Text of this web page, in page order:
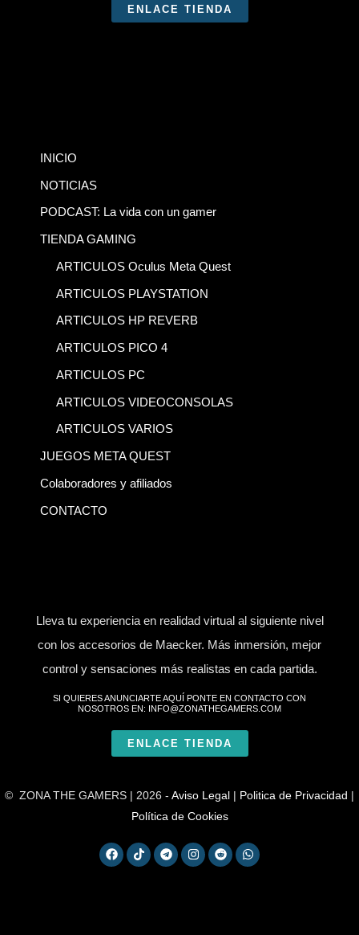
ENLACE TIENDA
INICIO
NOTICIAS
PODCAST: La vida con un gamer
TIENDA GAMING
ARTICULOS Oculus Meta Quest
ARTICULOS PLAYSTATION
ARTICULOS HP REVERB
ARTICULOS PICO 4
ARTICULOS PC
ARTICULOS VIDEOCONSOLAS
ARTICULOS VARIOS
JUEGOS META QUEST
Colaboradores y afiliados
CONTACTO
Lleva tu experiencia en realidad virtual al siguiente nivel
con los accesorios de Maecker. Más inmersión, mejor
control y sensaciones más realistas en cada partida.
SI QUIERES ANUNCIARTE AQUÍ PONTE EN CONTACTO CON
NOSOTROS EN: INFO@ZONATHEGAMERS.COM
ENLACE TIENDA
© ZONA THE GAMERS | 2026 - Aviso Legal | Politica de Privacidad |
Política de Cookies
F
a
T
i
T
e
I
n
R
e
W
h